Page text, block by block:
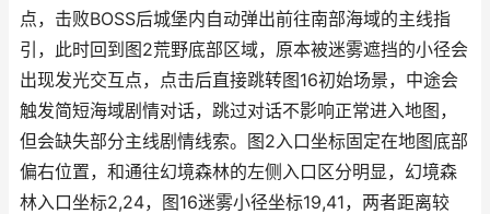
点，击败BOSS后城堡内自动弹出前往南部海域的主线指
引，此时回到图2荒野底部区域，原本被迷雾遮挡的小径会
出现发光交互点，点击后直接跳转图16初始场景，中途会
触发简短海域剧情对话，跳过对话不影响正常进入地图，
但会缺失部分主线剧情线索。图2入口坐标固定在地图底部
偏右位置，和通往幻境森林的左侧入口区分明显，幻境森
林入口坐标2,24，图16迷雾小径坐标19,41，两者距离较